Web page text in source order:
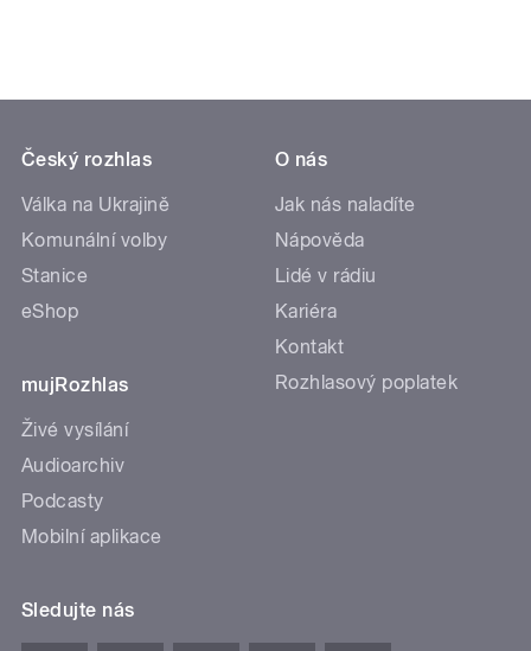
Český rozhlas
Válka na Ukrajině
Komunální volby
Stanice
eShop
mujRozhlas
Živé vysílání
Audioarchiv
Podcasty
Mobilní aplikace
O nás
Jak nás naladíte
Nápověda
Lidé v rádiu
Kariéra
Kontakt
Rozhlasový poplatek
Sledujte nás